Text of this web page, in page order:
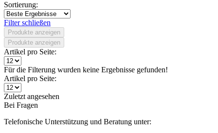
Sortierung:
Filter schließen
Produkte anzeigen
Produkte anzeigen
Artikel pro Seite:
Für die Filterung wurden keine Ergebnisse gefunden!
Artikel pro Seite:
Zuletzt angesehen
Bei Fragen
Telefonische Unterstützung und Beratung unter: